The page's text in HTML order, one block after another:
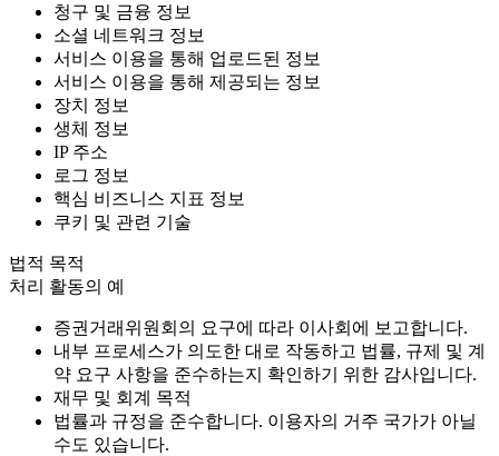
청구 및 금융 정보
소셜 네트워크 정보
서비스 이용을 통해 업로드된 정보
서비스 이용을 통해 제공되는 정보
장치 정보
생체 정보
IP 주소
로그 정보
핵심 비즈니스 지표 정보
쿠키 및 관련 기술
법적 목적
처리 활동의 예
증권거래위원회의 요구에 따라 이사회에 보고합니다.
내부 프로세스가 의도한 대로 작동하고 법률, 규제 및 계
약 요구 사항을 준수하는지 확인하기 위한 감사입니다.
재무 및 회계 목적
법률과 규정을 준수합니다. 이용자의 거주 국가가 아닐
수도 있습니다.